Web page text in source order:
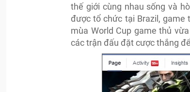
thế giới cùng nhau sống và
được tổ chức tại Brazil, game
mùa World Cup game thủ
các trận đấu đặt cược thắng